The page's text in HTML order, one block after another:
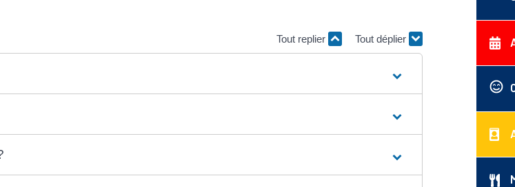
Tout replier Tout déplier